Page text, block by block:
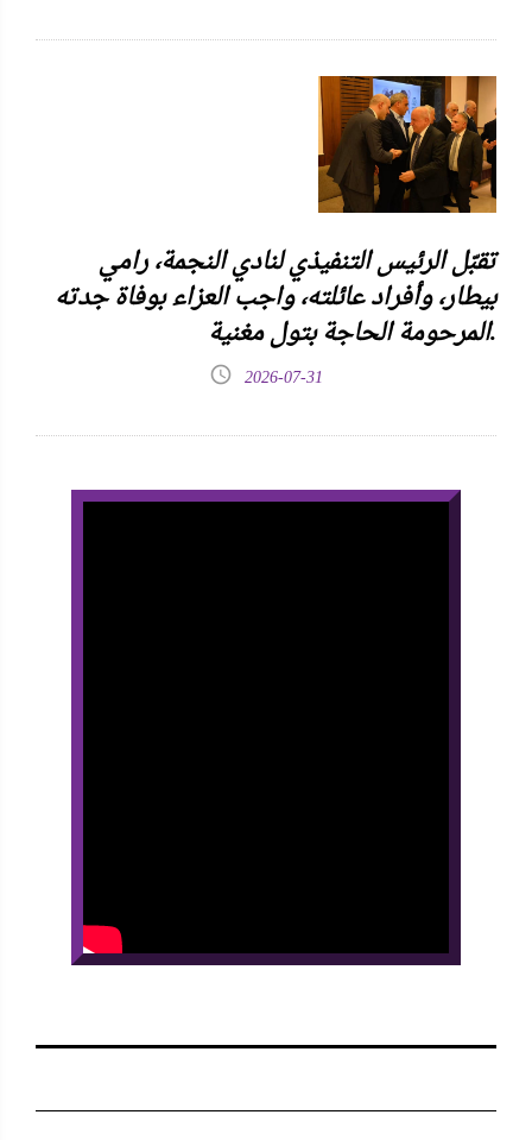
تقبّل الرئيس التنفيذي لنادي النجمة، رامي
بيطار، وأفراد عائلته، واجب العزاء بوفاة جدته
المرحومة الحاجة بتول مغنية.
2026-07-31